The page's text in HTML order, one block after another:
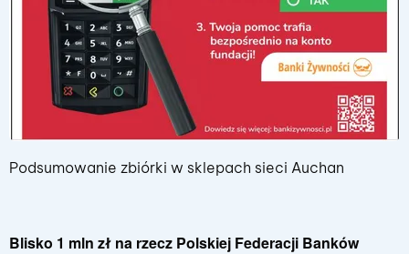
Podsumowanie zbiórki w sklepach sieci Auchan
Blisko 1 mln zł na rzecz Polskiej Federacji Banków